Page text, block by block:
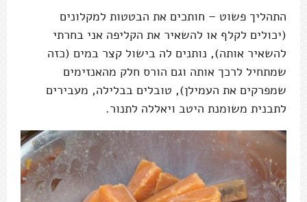
התהליך פשוט – חותכים את הבטטות למקלונים
(יכולים לקלף או להשאיר את הקליפה אני בחרתי
להשאיר אותה), נותנים לה בישול קצר במים (כזה
שמתחיל לרכך אותה וגם הורס חלק מהאנזימים
שמפרקים את העמילן), טובלים בבלילה, מעבירים
לתבנית משומנת היטב ויאללה לתנור.